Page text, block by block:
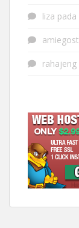
liza pada
amiegost
rahajeng